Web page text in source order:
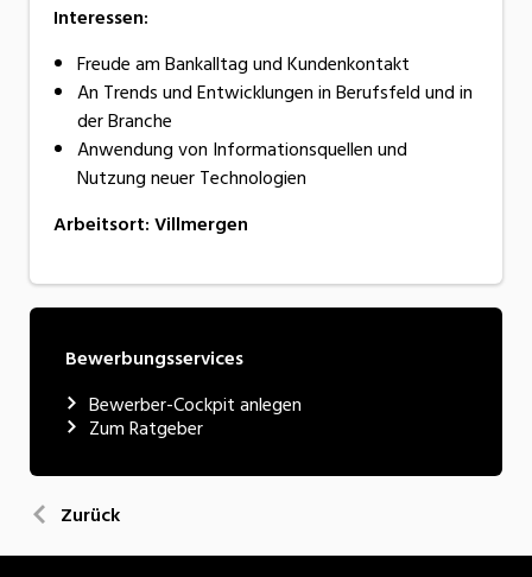
Interessen:
Freude am Bankalltag und Kundenkontakt
An Trends und Entwicklungen in Berufsfeld und in
der Branche
Anwendung von Informationsquellen und
Nutzung neuer Technologien
Arbeitsort:Villmergen
Bewerbungsservices
Bewerber-Cockpit anlegen
Zum Ratgeber
Zurück